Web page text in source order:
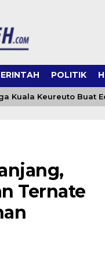
POLITIK
Kuala Keureuto Buat
Ternate